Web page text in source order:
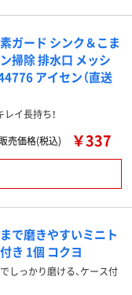
ガード シンク＆こま
掃除 排水口 メッシ
アイセン（直送
イ長持ち！
販売価格(税込)
￥337
で磨きやすいミニト
き 1個 コクヨ
しっかり磨ける、ケース付